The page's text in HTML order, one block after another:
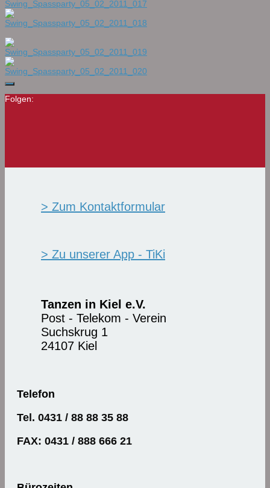
Folgen:
> Zum Kontaktformular
> Zu unserer App - TiKi
Tanzen in Kiel e.V.
Post - Telekom - Verein
Suchskrug 1
24107 Kiel
Telefon
Tel. 0431 / 88 88 35 88
FAX: 0431 / 888 666 21